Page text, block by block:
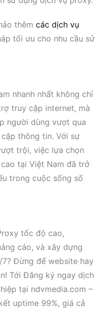
thêm các dịch vụ
tối ưu cho nhu cầu sử
nhanh nhất không chỉ
truy cập internet, mà
người dùng vượt qua
thông tin. Với sự
trội, việc lựa chọn
tại Việt Nam đã trở
trong cuộc sống số
tốc độ cao,
cáo, và xây dựng
Đừng để website hay
Tới Đăng ký ngay dịch
tại ndvmedia.com –
uptime 99%, giá cả